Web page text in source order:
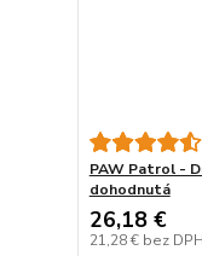
PAW Patrol -
dohodnutá
26,18 €
21,28 € bez DPH